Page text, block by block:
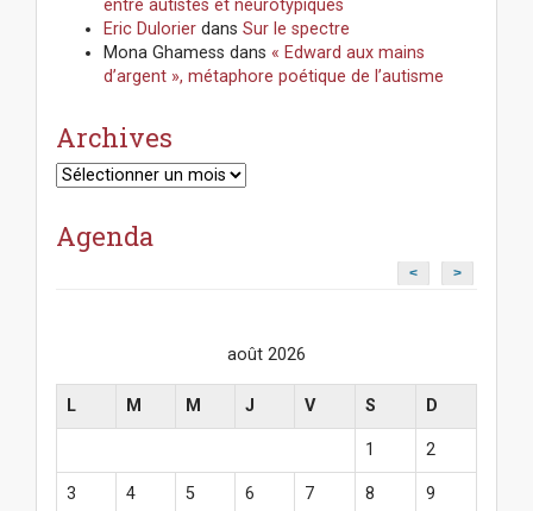
entre autistes et neurotypiques
Eric Dulorier dans Sur le spectre
Mona Ghamess dans « Edward aux mains
d’argent », métaphore poétique de l’autisme
Archives
Archives
Agenda
< >
août 2026
L M M J V S D
1 2
3 4 5 6 7 8 9